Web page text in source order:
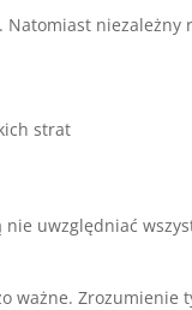
niezależny
strat
uwzględniać
ważne. Zrozumienie